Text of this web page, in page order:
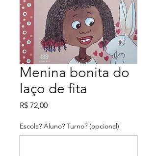
Menina bonita do
laço de fita
R$ 72,00Preço
Escola? Aluno? Turno? (opcional)